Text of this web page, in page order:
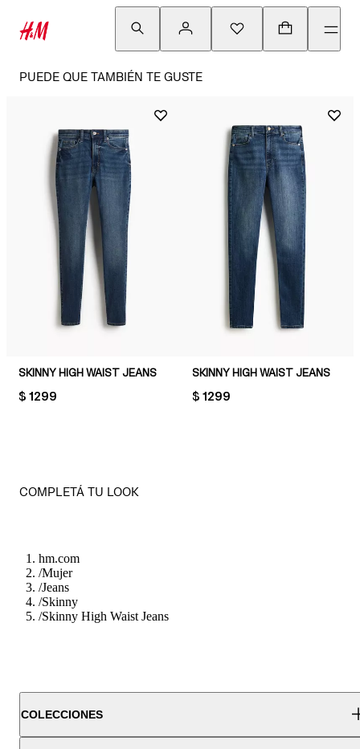
PUEDE QUE TAMBIÉN TE GUSTE
SKINNY HIGH WAIST JEANS
PRICE:
$ 1299
SKINNY HIGH WAIST JEANS
PRICE:
$ 1299
COMPLETÁ TU LOOK
hm.com
/Mujer
/Jeans
/Skinny
/Skinny High Waist Jeans
COLECCIONES